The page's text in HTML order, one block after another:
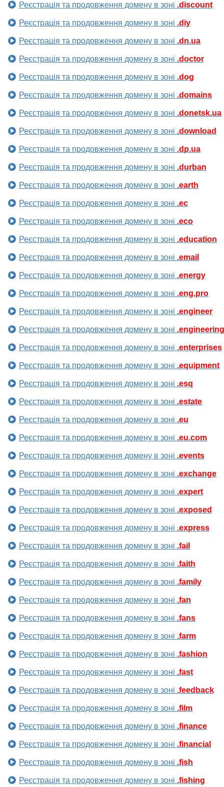
Реєстрація та продовження домену в зоні .discount
Реєстрація та продовження домену в зоні .diy
Реєстрація та продовження домену в зоні .dn.ua
Реєстрація та продовження домену в зоні .doctor
Реєстрація та продовження домену в зоні .dog
Реєстрація та продовження домену в зоні .domains
Реєстрація та продовження домену в зоні .donetsk.ua
Реєстрація та продовження домену в зоні .download
Реєстрація та продовження домену в зоні .dp.ua
Реєстрація та продовження домену в зоні .durban
Реєстрація та продовження домену в зоні .earth
Реєстрація та продовження домену в зоні .ec
Реєстрація та продовження домену в зоні .eco
Реєстрація та продовження домену в зоні .education
Реєстрація та продовження домену в зоні .email
Реєстрація та продовження домену в зоні .energy
Реєстрація та продовження домену в зоні .eng.pro
Реєстрація та продовження домену в зоні .engineer
Реєстрація та продовження домену в зоні .engineering
Реєстрація та продовження домену в зоні .enterprises
Реєстрація та продовження домену в зоні .equipment
Реєстрація та продовження домену в зоні .esq
Реєстрація та продовження домену в зоні .estate
Реєстрація та продовження домену в зоні .eu
Реєстрація та продовження домену в зоні .eu.com
Реєстрація та продовження домену в зоні .events
Реєстрація та продовження домену в зоні .exchange
Реєстрація та продовження домену в зоні .expert
Реєстрація та продовження домену в зоні .exposed
Реєстрація та продовження домену в зоні .express
Реєстрація та продовження домену в зоні .fail
Реєстрація та продовження домену в зоні .faith
Реєстрація та продовження домену в зоні .family
Реєстрація та продовження домену в зоні .fan
Реєстрація та продовження домену в зоні .fans
Реєстрація та продовження домену в зоні .farm
Реєстрація та продовження домену в зоні .fashion
Реєстрація та продовження домену в зоні .fast
Реєстрація та продовження домену в зоні .feedback
Реєстрація та продовження домену в зоні .film
Реєстрація та продовження домену в зоні .finance
Реєстрація та продовження домену в зоні .financial
Реєстрація та продовження домену в зоні .fish
Реєстрація та продовження домену в зоні .fishing